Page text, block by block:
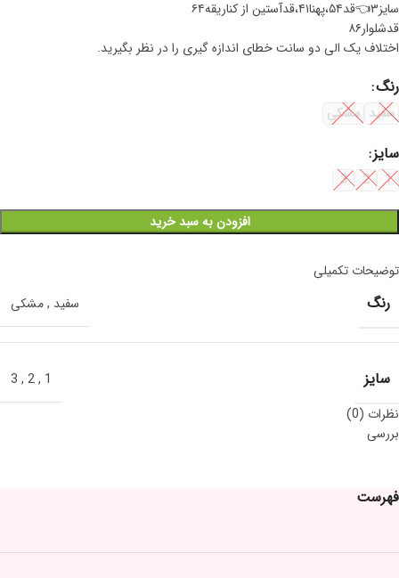
سایز۳👈قد۵۴،پهنا۴۱،قدآستین از کناریقه۶۴
قد‌شلوار۸۶
اختلاف یک الی دو سانت خطای اندازه گیری را در نظر بگیرید.
رنگ
سفید مشکی
سایز
1
2
3
افزودن به سبد خرید
توضیحات تکمیلی
رنگ سفید ,مشکی
سایز 1
,
2
,
3
نظرات (0)
بررسی
فهرست